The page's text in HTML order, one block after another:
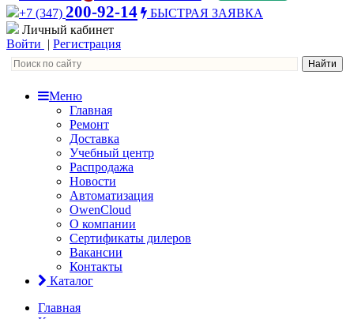
+7 (347) 200-92-14
БЫСТРАЯ ЗАЯВКА
Личный кабинет
Войти | Регистрация
Меню
Главная
Ремонт
Доставка
Учебный центр
Распродажа
Новости
Автоматизация
OwenCloud
О компании
Сертификаты дилеров
Вакансии
Контакты
Каталог
Главная